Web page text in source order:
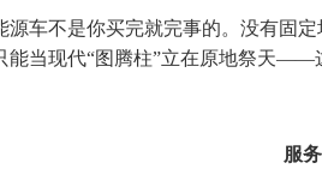
源车不是你买完就完事的。没有固
能当现代“图腾柱”立在原地祭天——
服